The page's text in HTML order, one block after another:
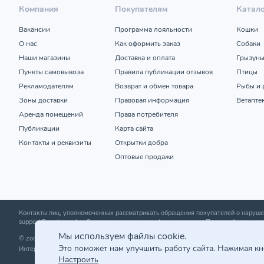
Компания
Вакансии
О нас
Наши магазины
Пункты самовывоза
Рекламодателям
Зоны доставки
Аренда помещений
Публикации
Контакты и реквизиты
Покупателям
Программа лояльности
Как оформить заказ
Доставка и оплата
Правила публикации отзывов
Возврат и обмен товара
Правовая информация
Права потребителя
Карта сайта
Открытки добра
Оптовые продажи
Кошки
Собаки
Грызуны
Птицы
Рыбы и
Контакты лиц, уполномоченных рассматривать обращения покупателей о
support@zoobazar.by; Отдел торговли и услуг Администрации Первомайского р-
© zoobazar.by 2026 | ООО «Ветзообазар», УНП 192636458 | г. Минск, пр-т
Интернет-магазин зарегистрирован в торговом реестре 25.03.2020 г. |
Мы используем файлы cookie.
Это поможет нам улучшить работу сайта. Нажимая
Настроить